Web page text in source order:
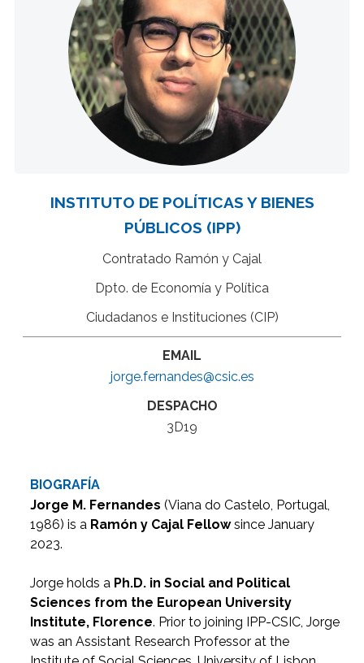
INSTITUTO DE POLÍTICAS Y BIENES
PÚBLICOS (IPP)
Contratado Ramón y Cajal
Dpto. de Economía y Política
Ciudadanos e Instituciones (CIP)
EMAIL
jorge.fernandes@csic.es
DESPACHO
3D19
BIOGRAFÍA
Jorge M. Fernandes (Viana do Castelo, Portugal,
1986) is a Ramón y Cajal Fellowsince January
2023.
Jorge holds a Ph.D. in Social and Political
Sciences from the European University
Institute, Florence. Prior to joining IPP-CSIC, Jorge
was an Assistant Research Professor at the